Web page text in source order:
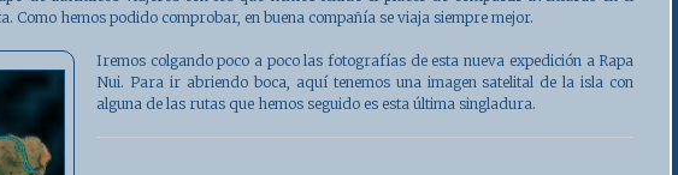
Como hemos podido comprobar, en buena compañía se viaja siempre mejor.
Iremos colgando poco a poco las fotografías de esta nueva expedición a Rapa
Nui. Para ir abriendo boca, aquí tenemos una imagen satelital de la isla con
alguna de las rutas que hemos seguido es esta última singladura.